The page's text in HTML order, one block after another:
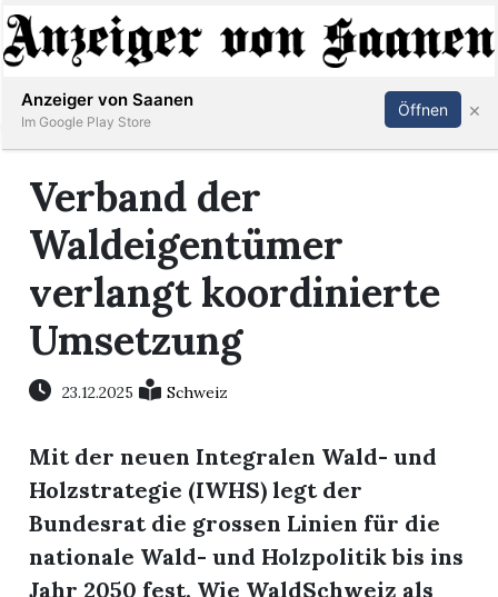
Abonnieren Anmelden
Verband der
Waldeigentümer
verlangt koordinierte
Umsetzung
23.12.2025 Schweiz
Mit der neuen Integralen Wald- und
Holzstrategie (IWHS) legt der
Bundesrat die grossen Linien für die
nationale Wald- und Holzpolitik bis ins
Jahr 2050 fest. Wie WaldSchweiz als
Anzeiger von Saanen
Im Google Play Store
Öffnen ×